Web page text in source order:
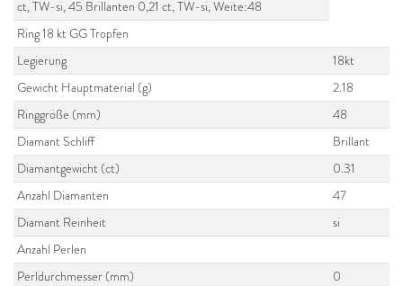
ct, TW-si, 45 Brillanten 0,21 ct, TW-si, Weite:48
Ring 18 kt GG Tropfen
Legierung
18kt
Gewicht Hauptmaterial (g)
2.18
Ringgröße (mm)
48
Diamant Schliff
Brillant
Diamantgewicht (ct)
0.31
Anzahl Diamanten
47
Diamant Reinheit
si
Anzahl Perlen
Perldurchmesser (mm)
0